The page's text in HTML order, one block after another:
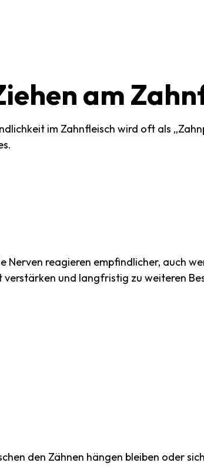
am
im Zahnfleisch wird oft als
Nerven reagieren empfindlicher, auch
verstärken und langfristig zu weiteren
den Zähnen hängen bleiben oder